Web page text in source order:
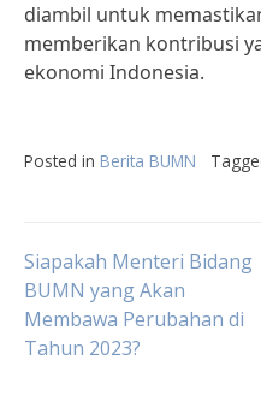
diambil untuk
memberikan kontribusi
ekonomi Indonesia.
Posted in Berita BUMN
Post
navigation
Siapakah Menteri Bidang
BUMN yang Akan
Membawa Perubahan di
Tahun 2023?